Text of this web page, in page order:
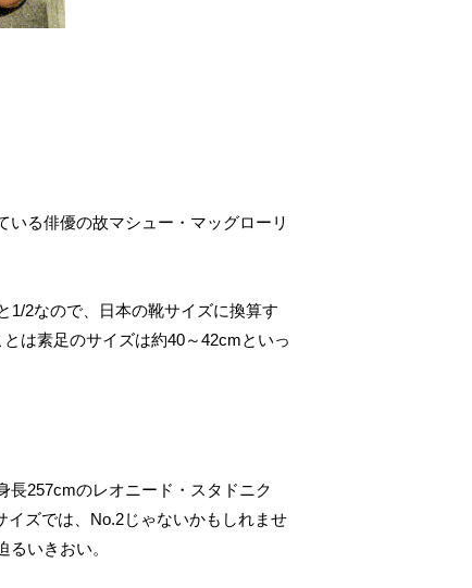
る俳優の故マシュー・マッグローリ
1/2なので、日本の靴サイズに換算す
は素足のサイズは約40～42cmといっ
長257cmのレオニード・スタドニク
イズでは、No.2じゃないかもしれませ
るいきおい。